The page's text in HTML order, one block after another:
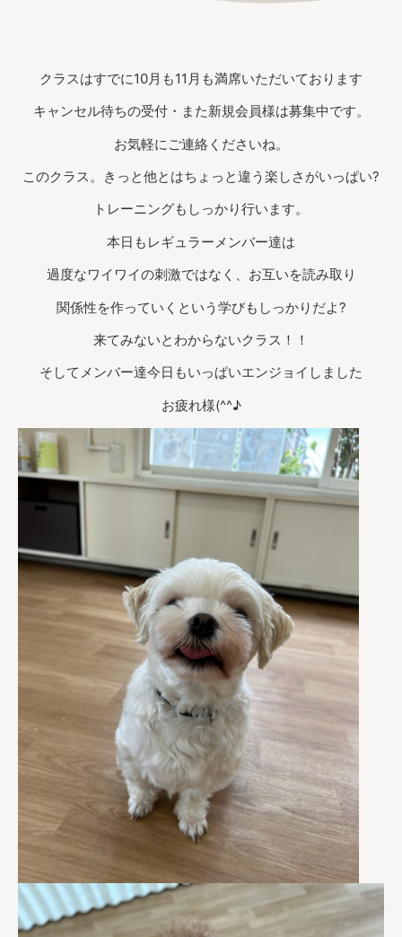
クラスはすでに10月も11月も満席いただいております
キャンセル待ちの受付・また新規会員様は募集中です。
お気軽にご連絡くださいね。
このクラス。きっと他とはちょっと違う楽しさがいっぱい?
トレーニングもしっかり行います。
本日もレギュラーメンバー達は
過度なワイワイの刺激ではなく、お互いを読み取り
関係性を作っていくという学びもしっかりだよ?
来てみないとわからないクラス！！
そしてメンバー達今日もいっぱいエンジョイしました
お疲れ様(^^♪